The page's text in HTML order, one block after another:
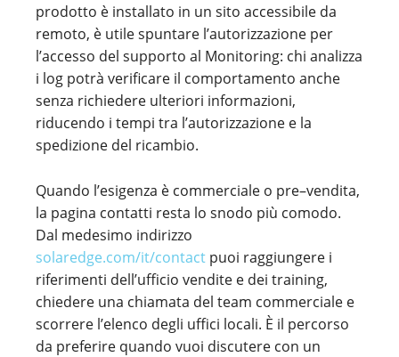
prodotto è installato in un sito accessibile da
remoto, è utile spuntare l’autorizzazione per
l’accesso del supporto al Monitoring: chi analizza
i log potrà verificare il comportamento anche
senza richiedere ulteriori informazioni,
riducendo i tempi tra l’autorizzazione e la
spedizione del ricambio.
Quando l’esigenza è commerciale o pre–vendita,
la pagina contatti resta lo snodo più comodo.
Dal medesimo indirizzo
solaredge.com/it/contact puoi raggiungere i
riferimenti dell’ufficio vendite e dei training,
chiedere una chiamata del team commerciale e
scorrere l’elenco degli uffici locali. È il percorso
da preferire quando vuoi discutere con un